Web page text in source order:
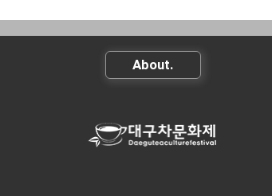
About.